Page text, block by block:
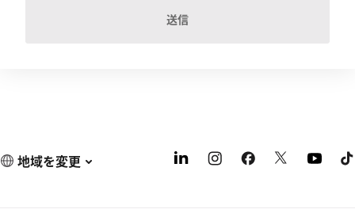
送信
地域を変更